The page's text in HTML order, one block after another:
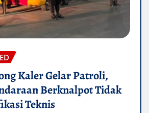
Kaler Gelar Patroli,
Berknalpot Tidak
Teknis